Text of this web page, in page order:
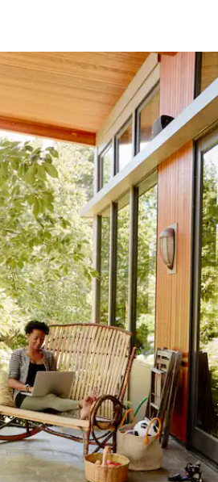
bas pour les parcourir ou en appuyant